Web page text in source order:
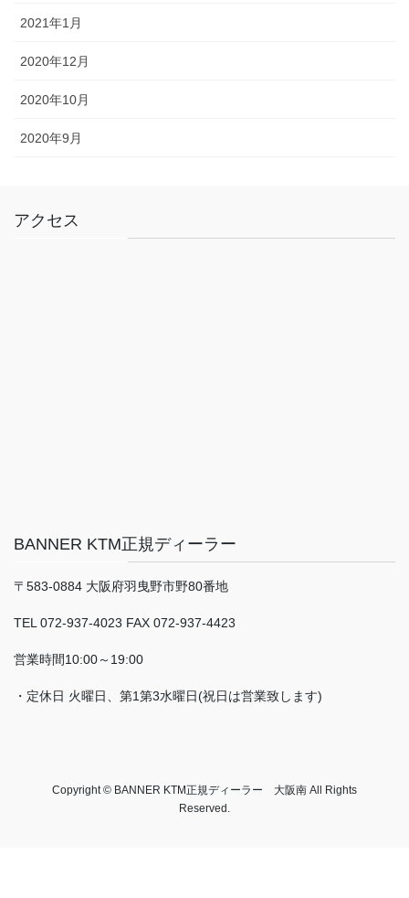
2021年1月
2020年12月
2020年10月
2020年9月
アクセス
BANNER KTM正規ディーラー
〒583-0884 大阪府羽曳野市野80番地
TEL 072-937-4023 FAX 072-937-4423
営業時間10:00～19:00
・定休日 火曜日、第1第3水曜日(祝日は営業致します)
Copyright © BANNER KTM正規ディーラー 大阪南 All Rights
Reserved.